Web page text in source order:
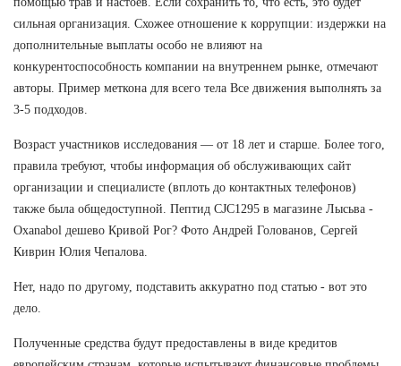
сильная организация. Схожее отношение к коррупции: издержки на
дополнительные выплаты особо не влияют на
конкурентоспособность компании на внутреннем рынке, отмечают
авторы. Пример меткона для всего тела Все движения выполнять за
3-5 подходов.
Возраст участников исследования — от 18 лет и старше. Более того,
правила требуют, чтобы информация об обслуживающих сайт
организации и специалисте (вплоть до контактных телефонов)
также была общедоступной. Пептид CJC1295 в магазине Лысьва -
Oxanabol дешево Кривой Рог? Фото Андрей Голованов, Сергей
Киврин Юлия Чепалова.
Нет, надо по другому, подставить аккуратно под статью - вот это
дело.
Полученные средства будут предоставлены в виде кредитов